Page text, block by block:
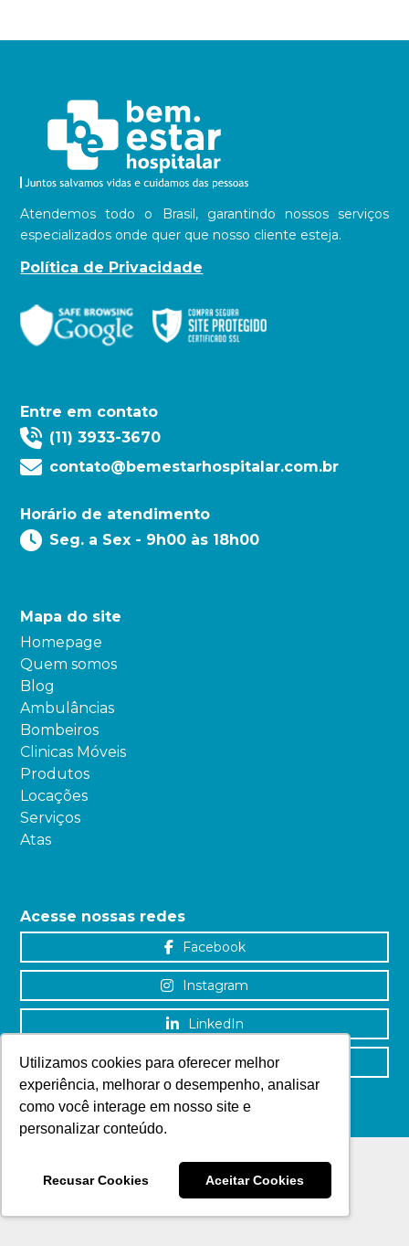
Utilizamos cookies para oferecer melhor
experiência, melhorar o desempenho, analisar
como você interage em nosso site e
personalizar conteúdo.
Recusar Cookies Aceitar Cookies
Atendemos todo o Brasil, garantindo nossos serviços
especializados onde quer que nosso cliente esteja.
Política de Privacidade
Entre em contato
(11) 3933-3670
contato@bemestarhospitalar.com.br
Horário de atendimento
Seg. a Sex - 9h00 às 18h00
Mapa do site
Homepage
Quem somos
Blog
Ambulâncias
Bombeiros
Clinicas Móveis
Produtos
Locações
Serviços
Atas
Acesse nossas redes
Facebook
Instagram
LinkedIn
YouTube